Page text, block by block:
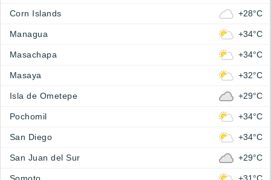
Corn Islands +28°C
Managua +34°C
Masachapa +34°C
Masaya +32°C
Isla de Ometepe +29°C
Pochomil +34°C
San Diego +34°C
San Juan del Sur +29°C